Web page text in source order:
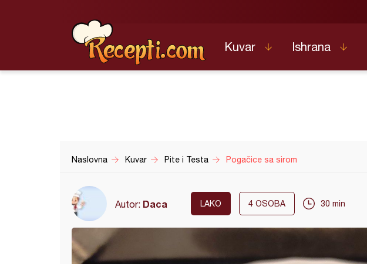
Kuvar Ishrana
Naslovna Kuvar Pite i Testa Pogačice sa sirom
Autor: Daca LAKO 4 OSOBA 30 min